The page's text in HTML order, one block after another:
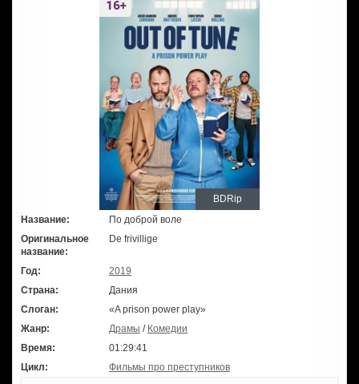
BDRip
Название:
По доброй воле
Оригинальное
название:
De frivillige
Год:
2019
Страна:
Дания
Слоган:
«A prison power play»
Жанр:
Драмы / Комедии
Время:
01:29:41
Цикл:
Фильмы про преступников